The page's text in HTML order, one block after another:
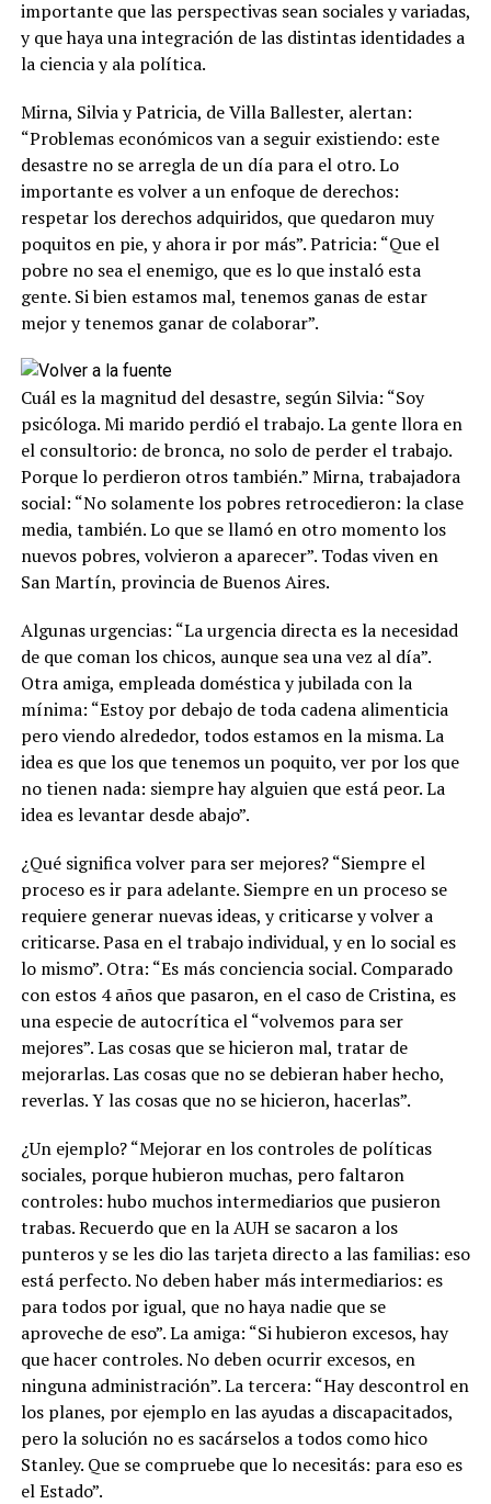
importante que las perspectivas sean sociales y variadas,
y que haya una integración de las distintas identidades a
la ciencia y ala política.
Mirna, Silvia y Patricia, de Villa Ballester, alertan:
“Problemas económicos van a seguir existiendo: este
desastre no se arregla de un día para el otro. Lo
importante es volver a un enfoque de derechos:
respetar los derechos adquiridos, que quedaron muy
poquitos en pie, y ahora ir por más”. Patricia: “Que el
pobre no sea el enemigo, que es lo que instaló esta
gente. Si bien estamos mal, tenemos ganas de estar
mejor y tenemos ganar de colaborar”.
Cuál es la magnitud del desastre, según Silvia: “Soy
psicóloga. Mi marido perdió el trabajo. La gente llora en
el consultorio: de bronca, no solo de perder el trabajo.
Porque lo perdieron otros también.” Mirna, trabajadora
social: “No solamente los pobres retrocedieron: la clase
media, también. Lo que se llamó en otro momento los
nuevos pobres, volvieron a aparecer”. Todas viven en
San Martín, provincia de Buenos Aires.
Algunas urgencias: “La urgencia directa es la necesidad
de que coman los chicos, aunque sea una vez al día”.
Otra amiga, empleada doméstica y jubilada con la
mínima: “Estoy por debajo de toda cadena alimenticia
pero viendo alrededor, todos estamos en la misma. La
idea es que los que tenemos un poquito, ver por los que
no tienen nada: siempre hay alguien que está peor. La
idea es levantar desde abajo”.
¿Qué significa volver para ser mejores? “Siempre el
proceso es ir para adelante. Siempre en un proceso se
requiere generar nuevas ideas, y criticarse y volver a
criticarse. Pasa en el trabajo individual, y en lo social es
lo mismo”. Otra: “Es más conciencia social. Comparado
con estos 4 años que pasaron, en el caso de Cristina, es
una especie de autocrítica el “volvemos para ser
mejores”. Las cosas que se hicieron mal, tratar de
mejorarlas. Las cosas que no se debieran haber hecho,
reverlas. Y las cosas que no se hicieron, hacerlas”.
¿Un ejemplo? “Mejorar en los controles de políticas
sociales, porque hubieron muchas, pero faltaron
controles: hubo muchos intermediarios que pusieron
trabas. Recuerdo que en la AUH se sacaron a los
punteros y se les dio las tarjeta directo a las familias: eso
está perfecto. No deben haber más intermediarios: es
para todos por igual, que no haya nadie que se
aproveche de eso”. La amiga: “Si hubieron excesos, hay
que hacer controles. No deben ocurrir excesos, en
ninguna administración”. La tercera: “Hay descontrol en
los planes, por ejemplo en las ayudas a discapacitados,
pero la solución no es sacárselos a todos como hico
Stanley. Que se compruebe que lo necesitás: para eso es
el Estado”.